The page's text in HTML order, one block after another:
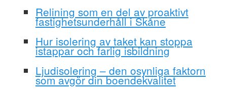
Relining som en del av proaktivt
fastighetsunderhåll i Skåne
Hur isolering av taket kan stoppa
istappar och farlig isbildning
Ljudisolering – den osynliga faktorn
som avgör din boendekvalitet